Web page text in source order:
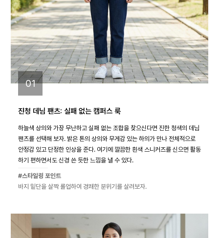
01
진청 데님 팬츠: 실패 없는 캠퍼스 룩
하늘색 상의와 가장 무난하고 실패 없는 조합을 찾으신다면 진한 청색의 데님
팬츠를 선택해 보자. 밝은 톤의 상의와 무게감 있는 하의가 만나 전체적으로
안정감 있고 단정한 인상을 준다. 여기에 깔끔한 흰색 스니커즈를 신으면 활동
하기 편하면서도 신경 쓴 듯한 느낌을 낼 수 있다.
#스타일링 포인트
바지 밑단을 살짝 롤업하여 경쾌한 분위기를 살려보자.